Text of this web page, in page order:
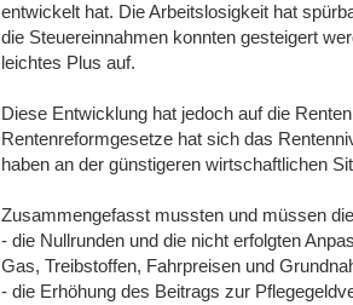
entwickelt hat. Die Arbeitslosigkeit hat
die Steuereinnahmen konnten gesteigert
leichtes Plus auf.
Diese Entwicklung hat jedoch auf die
Rentenreformgesetze hat sich das
haben an der günstigeren wirtschaftlichen
Zusammengefasst mussten und müssen
- die Nullrunden und die nicht erfolgten
Gas, Treibstoffen, Fahrpreisen und
- die Erhöhung des Beitrags zur